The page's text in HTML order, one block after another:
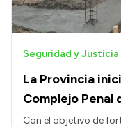
Boletín Oficial
Compras y
Consulta de pago
Convocatorias
La Provincia
Complejo Penal
Seguridad y Justicia
Con el objetivo de